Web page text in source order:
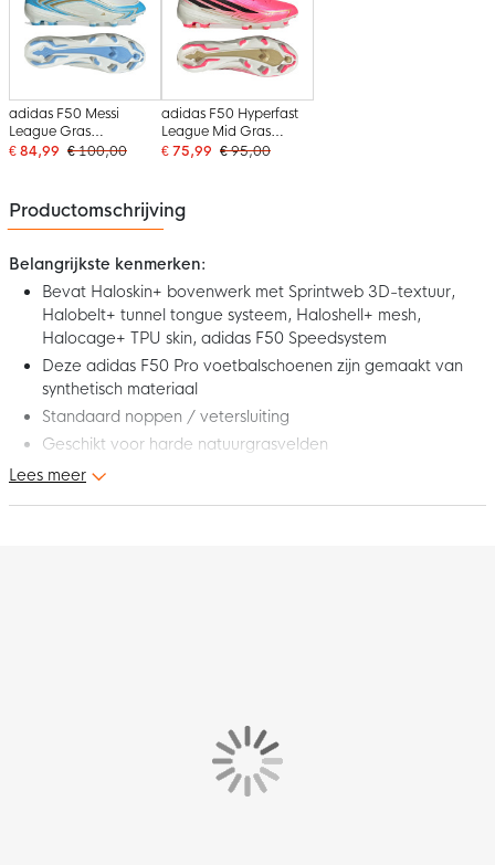
adidas F50 Messi
League Gras
Voetbalschoenen (FG)
€ 84,99 € 100,00
adidas F50 Hyperfast
League Mid Gras
Voetbalschoenen (FG)
€ 75,99 € 95,00
Productomschrijving
Belangrijkste kenmerken:
Bevat Haloskin+ bovenwerk met Sprintweb 3D-textuur,
Halobelt+ tunnel tongue systeem, Haloshell+ mesh,
Halocage+ TPU skin, adidas F50 Speedsystem
Deze adidas F50 Pro voetbalschoenen zijn gemaakt van
synthetisch materiaal
Standaard noppen / vetersluiting
Geschikt voor harde natuurgrasvelden
Pijlsnel, ultralicht en klaar om te overtuigen op het juiste
Deze adidas F50 is uitgerust met een adaptief tunnel tongue
systeem waarbij TPU elementen zich aanpassen aan de vorm
en acties van de voet. Uitstekende acceleratie tijdens high-
Lees meer